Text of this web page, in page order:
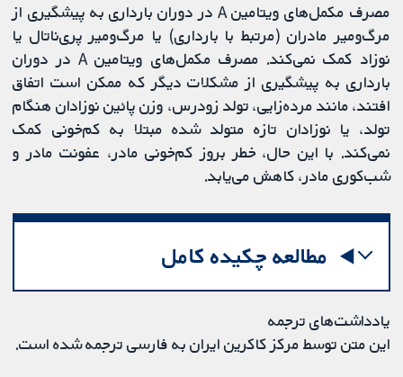
مصرف مکمل‌های ویتامین A در دوران بارداری به پیشگیری از
مرگ‌ومیر مادران (مرتبط با بارداری) یا مرگ‌ومیر پری‌ناتال یا
نوزاد کمک نمی‌کند. مصرف مکمل‌های ویتامین A در دوران
بارداری به پیشگیری از مشکلات دیگر که ممکن است اتفاق
افتند، مانند مرده‌زایی، تولد زودرس، وزن پائین نوزادان هنگام
تولد، یا نوزادان تازه متولد شده مبتلا به کم‌خونی کمک
نمی‌کند. با این حال، خطر بروز کم‌خونی مادر، عفونت مادر و
شب‌کوری مادر، کاهش می‌یابد.
مطالعه چکیده کامل
یادداشت‌های ترجمه
این متن توسط مرکز کاکرین ایران به فارسی ترجمه شده است.